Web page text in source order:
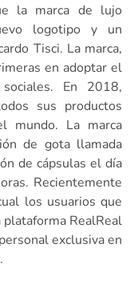
la marca de lujo
logotipo y un
Tisci. La marca,
en adoptar el
En 2018,
sus productos
mundo. La marca
de gota llamada
de cápsulas el día
Recientemente
los usuarios que
RealReal
exclusiva en